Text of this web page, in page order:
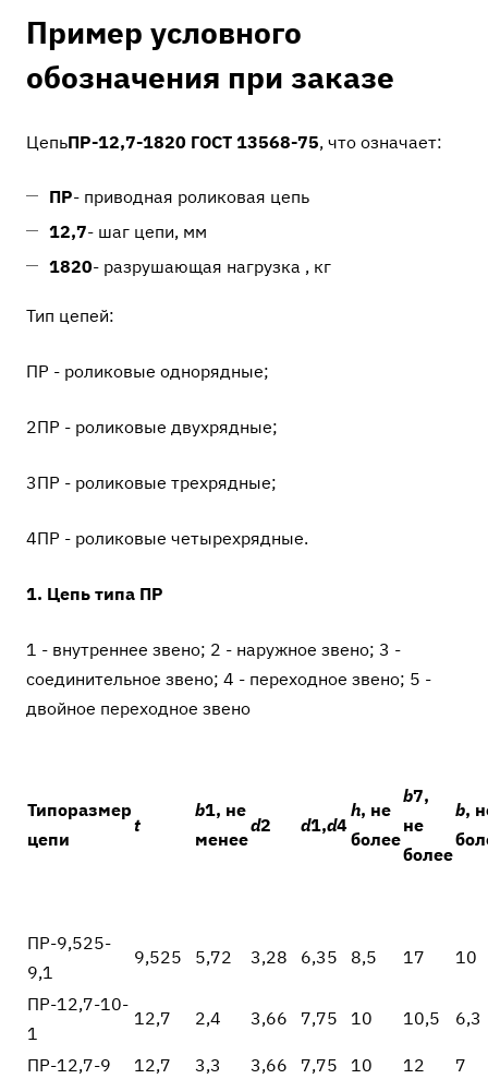
Пример условного
обозначения при заказе
ЦепьПР-12,7-1820 ГОСТ 13568-75, что означает:
ПР- приводная роликовая цепь
12,7- шаг цепи, мм
1820- разрушающая нагрузка , кг
Тип цепей:
ПР - роликовые однорядные;
2ПР - роликовые двухрядные;
3ПР - роликовые трехрядные;
4ПР - роликовые четырехрядные.
1. Цепь типа ПР
1 - внутреннее звено; 2 - наружное звено; 3 -
соединительное звено; 4 - переходное звено; 5 -
двойное переходное звено
Типоразмер
цепи
t
b1, не
менее
d2 d1,d4
h, не
более
b7,
не
более
b,
ПР-9,525-
9,1
9,525 5,72 3,28 6,35 8,5 17 10
ПР-12,7-10-
1
12,7 2,4 3,66 7,75 10 10,5 6,3
ПР-12,7-9 12,7 3,3 3,66 7,75 10 12 7